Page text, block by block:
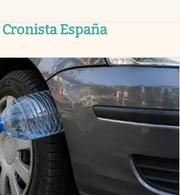
España